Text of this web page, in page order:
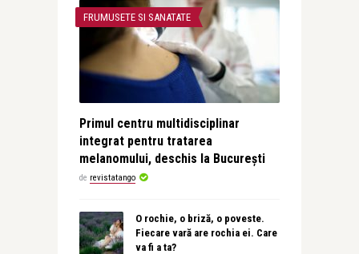
FRUMUSETE SI SANATATE
Primul centru multidisciplinar
integrat pentru tratarea
melanomului, deschis la București
de revistatango
O rochie, o briză, o poveste.
Fiecare vară are rochia ei. Care
va fi a ta?